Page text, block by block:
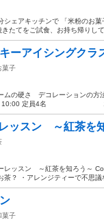
アキッチンで 「米粉のお菓
たてをご試食、お持ち帰りし
ーアイシングクラ
菓子
ムの硬さ デコレーションの
１２ 10:00 定員4名
ッスン ～紅茶を
レッスン ～紅茶を知ろう～
？ ・アレンジティーで不思議
菓子